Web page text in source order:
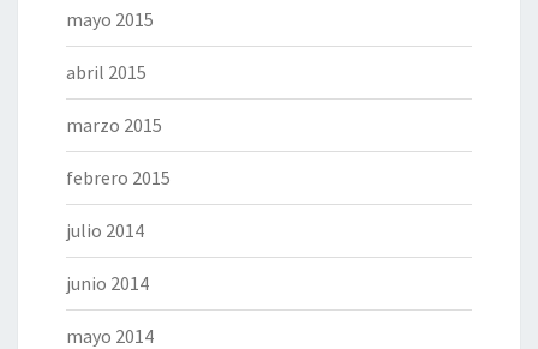
mayo 2015
abril 2015
marzo 2015
febrero 2015
julio 2014
junio 2014
mayo 2014